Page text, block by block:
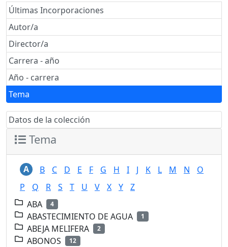
Últimas Incorporaciones
Autor/a
Director/a
Carrera - año
Año - carrera
Tema
Datos de la colección
Tema
A B C D E F G H I J K L M N
O
P
Q R S T U V X Y
Z
ABA
4
ABASTECIMIENTO DE AGUA 1
ABEJA MELIFERA 2
ABONOS 12